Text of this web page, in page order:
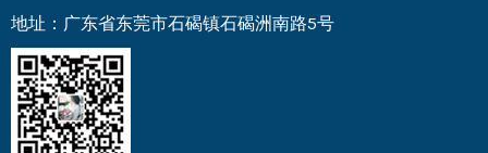
地址：广东省东莞市石碣镇石碣洲南路5号